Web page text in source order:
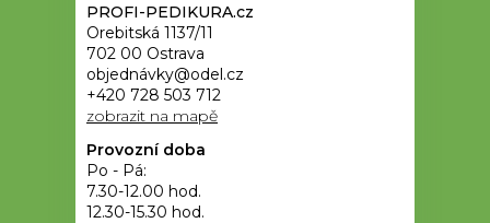
PROFI-PEDIKURA.cz
Orebitská 1137/11
702 00 Ostrava
objednávky@odel.cz
+420 728 503 712
zobrazit na mapě
Provozní doba
Po - Pá:
7.30-12.00 hod.
12.30-15.30 hod.